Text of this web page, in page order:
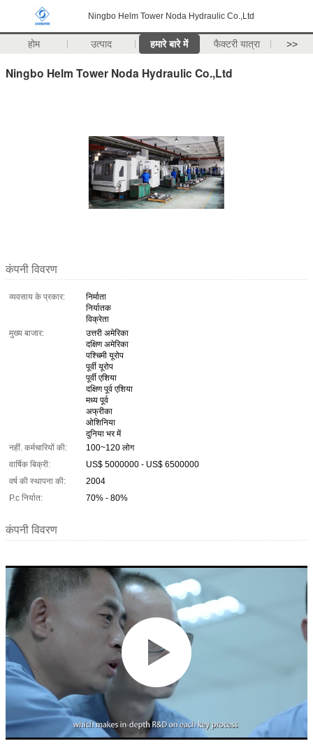
Ningbo Helm Tower Noda Hydraulic Co.,Ltd
होम उत्पाद हमारे बारे में फैक्टरी यात्रा >>
Ningbo Helm Tower Noda Hydraulic Co.,Ltd
कंपनी विवरण
व्यवसाय के प्रकार:
निर्माता
निर्यातक
विक्रेता
मुख्य बाजार:
उत्तरी अमेरिका
दक्षिण अमेरिका
पश्चिमी यूरोप
पूर्वी यूरोप
पूर्वी एशिया
दक्षिण पूर्व एशिया
मध्य पूर्व
अफ्रीका
ओशिनिया
दुनिया भर में
नहीं. कर्मचारियों की:
100~120 लोग
वार्षिक बिक्री:
US$ 5000000 - US$ 6500000
वर्ष की स्थापना की:
2004
P.c निर्यात:
70% - 80%
कंपनी विवरण